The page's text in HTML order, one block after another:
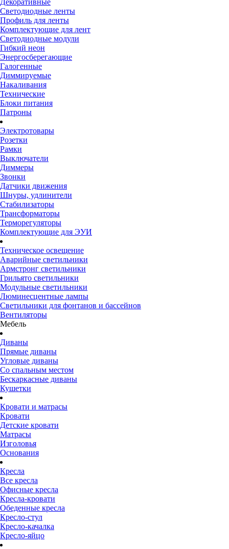
Декоративные
Светодиодные ленты
Профиль для ленты
Комплектующие для лент
Светодиодные модули
Гибкий неон
Энергосберегающие
Галогенные
Диммируемые
Накаливания
Технические
Блоки питания
Патроны
Электротовары
Розетки
Рамки
Выключатели
Диммеры
Звонки
Датчики движения
Шнуры, удлинители
Стабилизаторы
Трансформаторы
Терморегуляторы
Комплектующие для ЭУИ
Техническое освещение
Аварийные светильники
Армстронг светильники
Грильято светильники
Модульные светильники
Люминесцентные лампы
Светильники для фонтанов и бассейнов
Вентиляторы
Мебель
Диваны
Прямые диваны
Угловые диваны
Со спальным местом
Бескаркасные диваны
Кушетки
Кровати и матрасы
Кровати
Детские кровати
Матрасы
Изголовья
Основания
Кресла
Все кресла
Офисные кресла
Кресла-кровати
Обеденные кресла
Кресло-стул
Кресло-качалка
Кресло-яйцо